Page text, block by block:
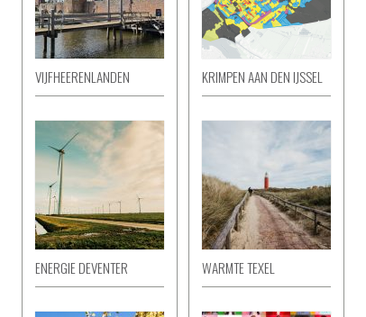
VIJFHEERENLANDEN KRIMPEN AAN DEN IJSSEL
ENERGIE DEVENTER WARMTE TEXEL